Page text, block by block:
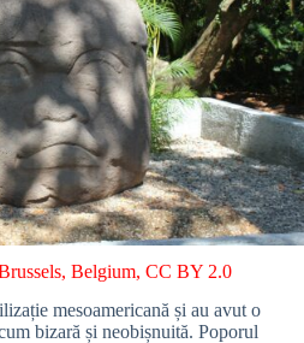
Belgium, CC BY 2.0
mesoamericană și au avut o
bizară și neobișnuită. Poporul